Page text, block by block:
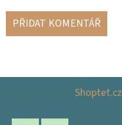
PŘIDAT KOMENTÁŘ
Shoptet.cz